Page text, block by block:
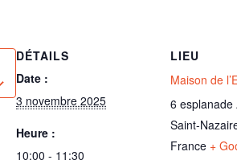
DÉTAILS
Date :
3 novembre 2025
Heure :
10:00 - 11:30
LIEU
Maison de
6 esplanade
Saint-
France +